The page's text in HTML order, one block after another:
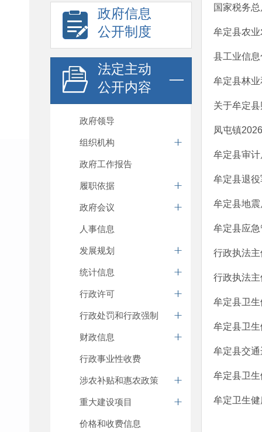
政府信息
公开制度
法定主动
公开内容
政府领导
组织机构
政府工作报告
履职依据
政府会议
人事信息
发展规划
统计信息
行政许可
行政处罚和行政强制
财政信息
行政事业性收费
涉农补贴和惠农政策
重大建设项目
价格和收费信息
国家税务
牟定县农
县工业信
牟定县林
关于牟定
凤屯镇
牟定县审
牟定县退
牟定县地
牟定县应
行政执法
行政执法
牟定县卫
牟定县卫
牟定县交
牟定县卫
牟定卫生